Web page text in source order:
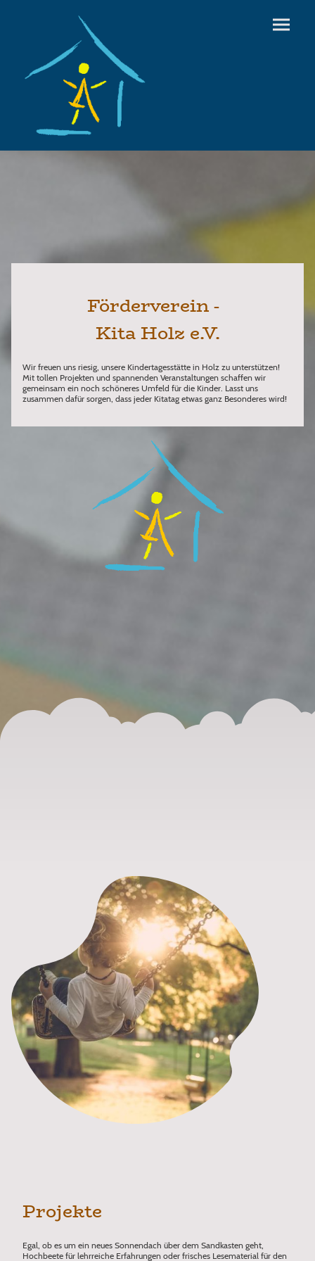
Förderverein -
Kita Holz e.V.
Wir freuen uns riesig, unsere Kindertagesstätte in Holz zu unterstützen!
Mit tollen Projekten und spannenden Veranstaltungen schaffen wir
gemeinsam ein noch schöneres Umfeld für die Kinder. Lasst uns
zusammen dafür sorgen, dass jeder Kitatag etwas ganz Besonderes wird!
Projekte
Egal, ob es um ein neues Sonnendach über dem Sandkasten geht,
Hochbeete für lehrreiche Erfahrungen oder frisches Lesematerial für den